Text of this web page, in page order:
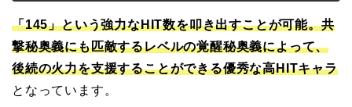
「145」という強力なHIT数を叩き出すことが可能。共
撃秘奥義にも匹敵するレベルの覚醒秘奥義によって、
後続の火力を支援することができる優秀な高HITキャラ
となっています。